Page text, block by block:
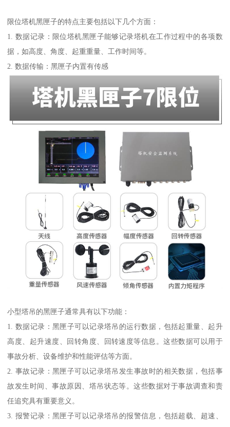
限位塔机黑匣子的特点主要包括以下几个方面：
1. 数据记录：限位塔机黑匣子能够记录塔机在工作过程中的各项数
据，如高度、角度、起重重量、工作时间等。
2. 数据传输：黑匣子内置有传感
小型塔吊的黑匣子通常具有以下功能：
1. 数据记录：黑匣子可以记录塔吊的运行数据，包括起重量、起升
高度、起升速度、回转角度、回转速度等信息。这些数据可以用于
事故分析、设备维护和性能评估等方面。
2. 事故记录：黑匣子可以记录塔吊发生事故时的相关数据，包括事
故发生时间、事故原因、塔吊状态等。这些数据对于事故调查和责
任追究具有重要意义。
3. 报警记录：黑匣子可以记录塔吊的报警信息，包括超载、超速、